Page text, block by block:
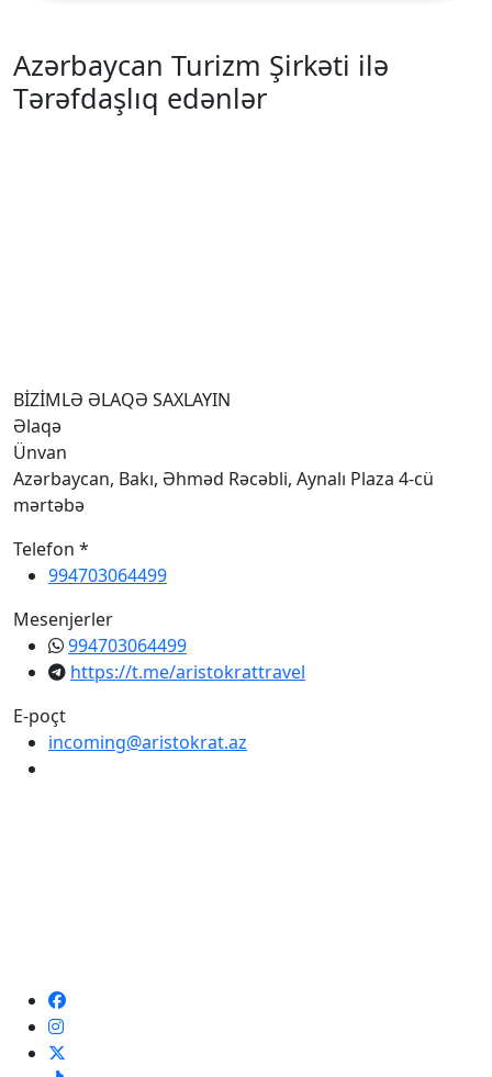
Azərbaycan Turizm Şirkəti ilə
Tərəfdaşlıq edənlər
BİZİMLƏ ƏLAQƏ SAXLAYIN
Əlaqə
Ünvan
Azərbaycan, Bakı, Əhməd Rəcəbli, Aynalı Plaza 4-cü
mərtəbə
Telefon *
994703064499
Mesenjerler
994703064499
https://t.me/aristokrattravel
E-poçt
incoming@aristokrat.az